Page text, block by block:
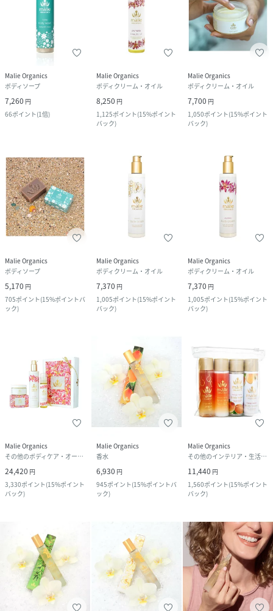
Malie Organics
ボディソープ
7,260 円
66ポイント(1倍)
Malie Organics
ボディクリーム・オイル
8,250 円
1,125ポイント(15%ポイント
バック)
Malie Organics
ボディクリーム・オイル
7,700 円
1,050ポイント(15%ポイント
バック)
Malie Organics
ボディソープ
5,170 円
705ポイント(15%ポイントバ
ック)
Malie Organics
ボディクリーム・オイル
7,370 円
1,005ポイント(15%ポイント
バック)
Malie Organics
ボディクリーム・オイル
7,370 円
1,005ポイント(15%ポイント
バック)
Malie Organics
その他のボディケア・オーラルケア
24,420 円
3,330ポイント(15%ポイント
バック)
Malie Organics
香水
6,930 円
945ポイント(15%ポイントバ
ック)
Malie Organics
その他のインテリア・生活雑貨
11,440 円
1,560ポイント(15%ポイント
バック)